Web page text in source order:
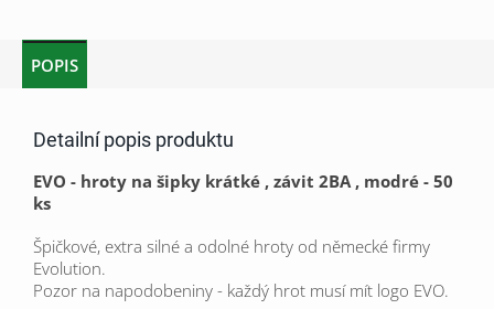
POPIS
Detailní popis produktu
EVO - hroty na šipky krátké , závit 2BA , modré - 50
ks
Špičkové, extra silné a odolné hroty od německé firmy
Evolution.
Pozor na napodobeniny - každý hrot musí mít logo EVO.